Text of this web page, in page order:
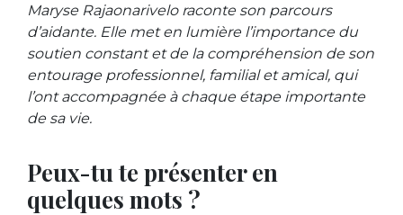
Maryse Rajaonarivelo raconte son parcours
d’aidante. Elle met en lumière l’importance du
soutien constant et de la compréhension de son
entourage professionnel, familial et amical, qui
l’ont accompagnée à chaque étape importante
de sa vie.
Peux-tu te présenter en
quelques mots ?